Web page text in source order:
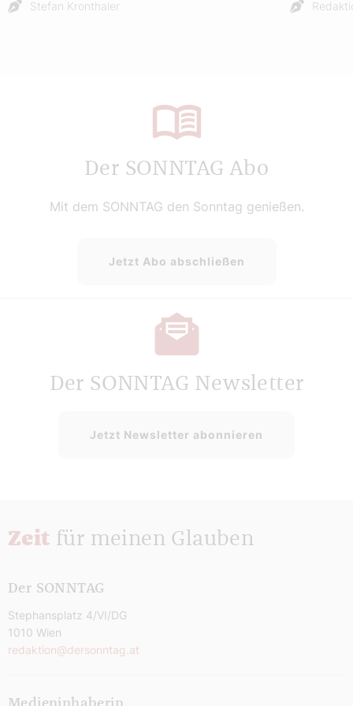
Stefan Kronthaler
Der SONNTAG Abo
Mit dem SONNTAG den Sonntag genießen.
Jetzt Abo abschließen
Der SONNTAG Newsletter
Jetzt Newsletter abonnieren
Zeit für meinen Glauben
Der SONNTAG
Stephansplatz 4/VI/DG
1010 Wien
redaktion@dersonntag.at